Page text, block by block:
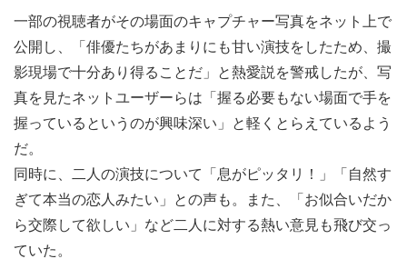
一部の視聴者がその場面のキャプチャー写真をネット上で
公開し、「俳優たちがあまりにも甘い演技をしたため、撮
影現場で十分あり得ることだ」と熱愛説を警戒したが、写
真を見たネットユーザーらは「握る必要もない場面で手を
握っているというのが興味深い」と軽くとらえているよう
だ。
同時に、二人の演技について「息がピッタリ！」「自然す
ぎて本当の恋人みたい」との声も。また、「お似合いだか
ら交際して欲しい」など二人に対する熱い意見も飛び交っ
ていた。